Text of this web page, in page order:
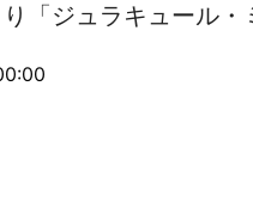
「ジュラキュール・